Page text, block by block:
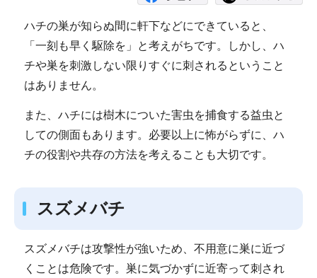
ハチの巣が知らぬ間に軒下などにできていると、
「一刻も早く駆除を」と考えがちです。しかし、ハ
チや巣を刺激しない限りすぐに刺されるということ
はありません。
また、ハチには樹木についた害虫を捕食する益虫と
しての側面もあります。必要以上に怖がらずに、ハ
チの役割や共存の方法を考えることも大切です。
スズメバチ
スズメバチは攻撃性が強いため、不用意に巣に近づ
くことは危険です。巣に気づかずに近寄って刺され